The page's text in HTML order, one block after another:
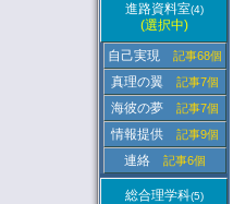
進路資料室(4)
(選択中)
自己実現 記事68個
真理の翼 記事7個
海彼の夢 記事7個
情報提供 記事9個
連絡 記事6個
総合理学科(5)